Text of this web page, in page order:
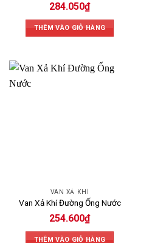
284.050₫
THÊM VÀO GIỎ HÀNG
VAN XẢ KHÍ
Van Xả Khí Đường Ống Nước
254.600₫
THÊM VÀO GIỎ HÀNG